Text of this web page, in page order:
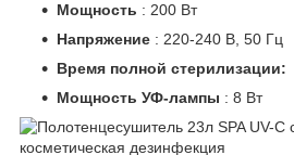
Мощность : 200 Вт
Напряжение : 220-240 В, 50 Гц
Время полной стерилизации:
Мощность УФ-лампы : 8 Вт